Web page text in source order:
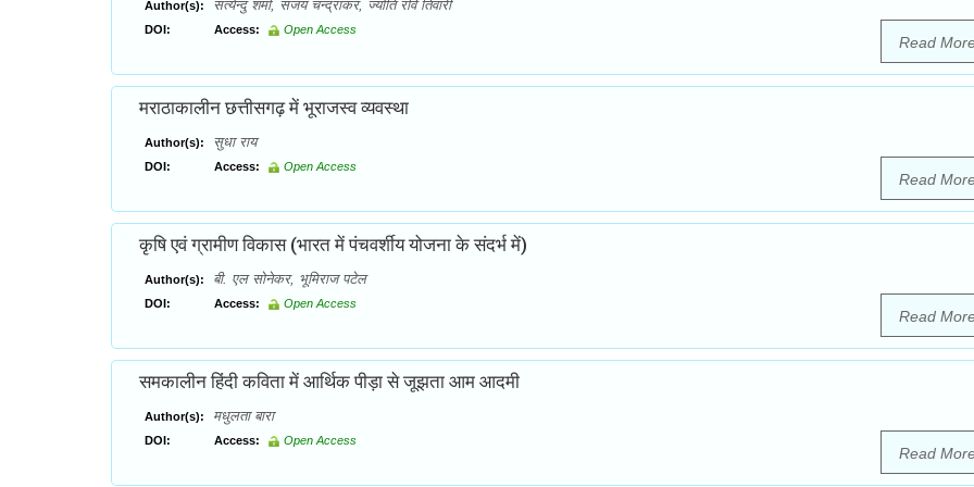
Author(s): सत्येन्दु शर्मा, संजय चन्द्राकर, ज्योति रवि तिवारी
DOI: Access: Open Access
Read
मराठाकालीन छत्तीसगढ़ में भूराजस्व व्यवस्था
Author(s): सुधा राय
DOI: Access: Open Access
Read
कृषि एवं ग्रामीण विकास (भारत में पंचवर्शीय योजना के संदर्भ में)
Author(s): बी. एल सोनेकर, भूमिराज पटेल
DOI: Access: Open Access
Read
समकालीन हिंदी कविता में आर्थिक पीड़ा से जूझता आम आदमी
Author(s): मधुलता बारा
DOI: Access: Open Access
Read